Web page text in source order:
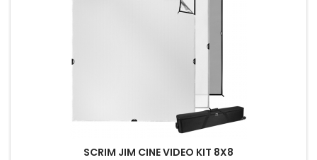
SCRIM JIM CINE VIDEO KIT 8X8